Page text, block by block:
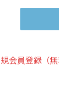
会員登録（